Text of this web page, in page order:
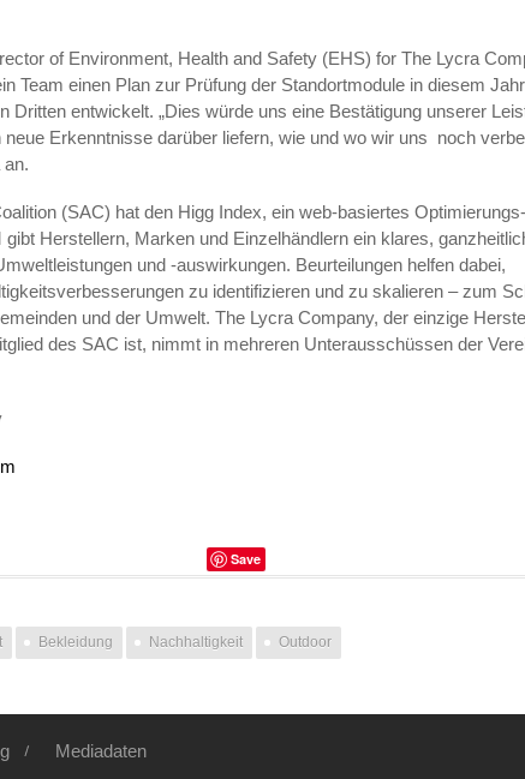
of Environment, Health and Safety (EHS) for The Lycra
Team einen Plan zur Prüfung der Standortmodule in diesem
Dritten entwickelt. „Dies würde uns eine Bestätigung unserer
Erkenntnisse darüber liefern, wie und wo wir uns noch
an.
(SAC) hat den Higg Index, ein web-basiertes
Herstellern, Marken und Einzelhändlern ein klares,
und -auswirkungen. Beurteilungen helfen dabei,
zu identifizieren und zu skalieren – zum
und der Umwelt. The Lycra Company, der einzige
des SAC ist, nimmt in mehreren Unterausschüssen der
Save
Bekleidung Nachhaltigkeit Outdoor
Mediadaten